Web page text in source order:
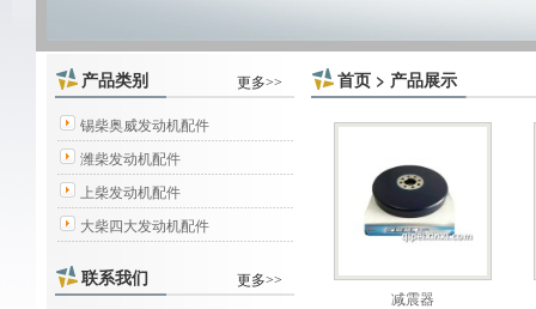
更多>>
产品类别
锡柴奥威发动机配件
潍柴发动机配件
上柴发动机配件
大柴四大发动机配件
更多>>
联系我们
首页 > 产品展示
减震器